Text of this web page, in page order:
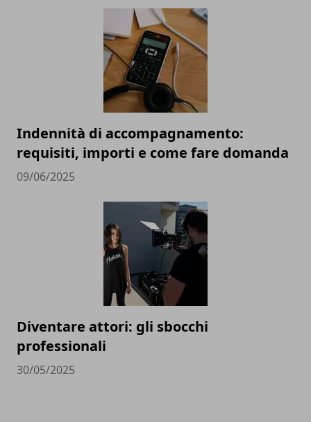
Indennità di accompagnamento:
requisiti, importi e come fare domanda
09/06/2025
Diventare attori: gli sbocchi
professionali
30/05/2025